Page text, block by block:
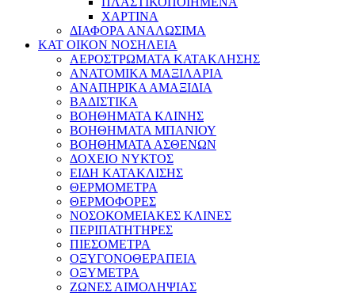
ΧΑΡΤΙΝΑ
ΔΙΑΦΟΡΑ ΑΝΑΛΩΣΙΜΑ
ΚΑΤ ΟΙΚΟΝ ΝΟΣΗΛΕΙΑ
ΑΕΡΟΣΤΡΩΜΑΤΑ ΚΑΤΑΚΛΗΣΗΣ
ΑΝΑΤΟΜΙΚΑ ΜΑΞΙΛΑΡΙΑ
ΑΝΑΠΗΡΙΚΑ ΑΜΑΞΙΔΙΑ
ΒΑΔΙΣΤΙΚΑ
ΒΟΗΘΗΜΑΤΑ ΚΛΙΝΗΣ
ΒΟΗΘΗΜΑΤΑ ΜΠΑΝΙΟΥ
ΒΟΗΘΗΜΑΤΑ ΑΣΘΕΝΩΝ
ΔΟΧΕΙΟ ΝΥΚΤΟΣ
ΕΙΔΗ ΚΑΤΑΚΛΙΣΗΣ
ΘΕΡΜΟΜΕΤΡΑ
ΘΕΡΜΟΦΟΡΕΣ
ΝΟΣΟΚΟΜΕΙΑΚΕΣ ΚΛΙΝΕΣ
ΠΕΡΙΠΑΤΗΤΗΡΕΣ
ΠΙΕΣΟΜΕΤΡΑ
ΟΞΥΓΟΝΟΘΕΡΑΠΕΙΑ
ΟΞΥΜΕΤΡΑ
ΖΩΝΕΣ ΑΙΜΟΛΗΨΙΑΣ